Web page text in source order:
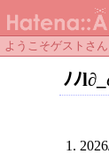
ようこそゲストさん
ﾉﾉ